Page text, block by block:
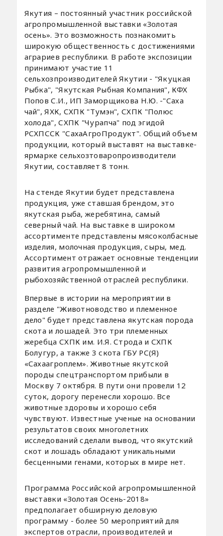
Якутия – постоянный участник российской
агропромышленной выставки «Золотая
осень». Это возможность познакомить
широкую общественность с достижениями
аграриев республики. В работе экспозиции
принимают участие 11
сельхозпроизводителей Якутии - "Якуцкая
Рыбка", "Якутская Рыбная Компания", КФХ
Попов С.И., ИП Заморщикова Н.Ю. -"Саха
чай", ЯХК, СХПК "Тумэн", СХПК "Полюс
холода", СХПК "Чурапча" под эгидой
РСХПССК "СахаАгроПродукт". Общий объем
продукции, который выставят на выставке-
ярмарке сельхозтоваропроизводители
Якутии, составляет 8 тонн.
На стенде Якутии будет представлена
продукция, уже ставшая брендом, это
якутская рыба, жеребятина, самый
северный чай. На выставке в широком
ассортименте представлены мясоколбасные
изделия, молочная продукция, сыры, мед.
Ассортимент отражает основные тенденции
развития агропромышленной и
рыбохозяйственной отраслей республики.
Впервые в истории на мероприятии в
разделе "Животноводство и племенное
дело" будет представлена якутская порода
скота и лошадей. Это три племенных
жеребца СХПК им. И.Я. Строда и СХПК
Болугур, а также 3 скота ГБУ РС(Я)
«Сахаагроплем». Животные якутской
породы спецтранспортом прибыли в
Москву 7 октября. В пути они провели 12
суток, дорогу перенесли хорошо. Все
животные здоровы и хорошо себя
чувствуют. Известные ученые на основании
результатов своих многолетних
исследований сделали вывод, что якутский
скот и лошадь обладают уникальными
бесценными генами, которых в мире нет.
Программа Российской агропромышленной
выставки «Золотая Осень-2018»
предполагает обширную деловую
программу - более 50 мероприятий для
экспертов отрасли, производителей и